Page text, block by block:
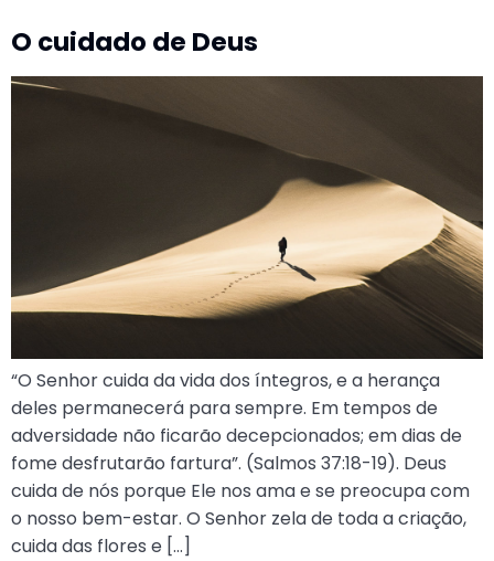
O cuidado de Deus
“O Senhor cuida da vida dos íntegros, e a herança
deles permanecerá para sempre. Em tempos de
adversidade não ficarão decepcionados; em dias de
fome desfrutarão fartura”. (Salmos 37:18-19). Deus
cuida de nós porque Ele nos ama e se preocupa com
o nosso bem-estar. O Senhor zela de toda a criação,
cuida das flores e […]